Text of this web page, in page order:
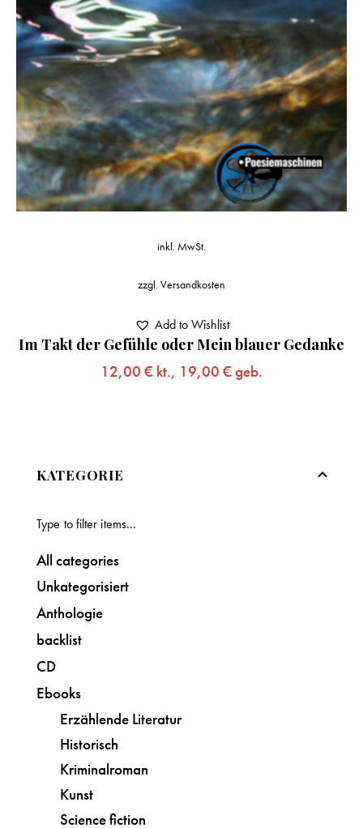
Im Takt der Gefühle oder Mein blauer Gedanke
12,00 € kt., 19,00 € geb.
inkl. MwSt.
zzgl.Versandkosten
Add to Wishlist
KATEGORIE
All categories
Unkategorisiert
Anthologie
backlist
CD
Ebooks
Erzählende Literatur
Historisch
Kriminalroman
Kunst
Science fiction